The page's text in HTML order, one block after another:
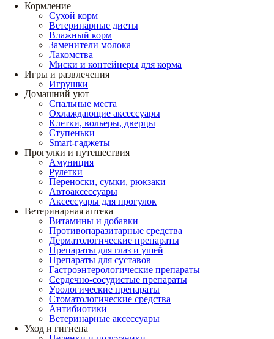
Кормление
Сухой корм
Ветеринарные диеты
Влажный корм
Заменители молока
Лакомства
Миски и контейнеры для корма
Игры и развлечения
Игрушки
Домашний уют
Спальные места
Охлаждающие аксессуары
Клетки, вольеры, дверцы
Ступеньки
Smart-гаджеты
Прогулки и путешествия
Амуниция
Рулетки
Переноски, сумки, рюкзаки
Автоаксессуары
Аксессуары для прогулок
Ветеринарная аптека
Витамины и добавки
Противопаразитарные средства
Дерматологические препараты
Препараты для глаз и ушей
Препараты для суставов
Гастроэнтерологические препараты
Сердечно-сосудистые препараты
Урологические препараты
Стоматологические средства
Антибиотики
Ветеринарные аксессуары
Уход и гигиена